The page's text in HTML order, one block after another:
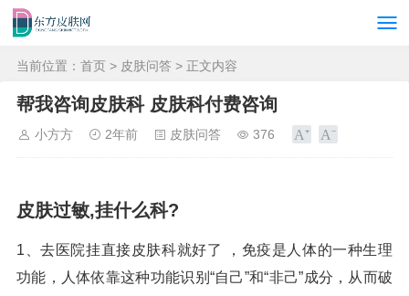
当前位置： 首页 > 皮肤问答 > 正文内容
帮我咨询皮肤科 皮肤科付费咨询
小方方 2年前 皮肤问答 376
皮肤过敏,挂什么科?
1、去医院挂直接皮肤科就好了 ，免疫是人体的一种生理
功能，人体依靠这种功能识别“自己”和“非己”成分，从而破